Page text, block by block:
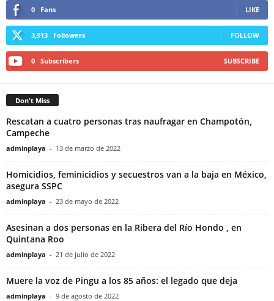
0 Fans LIKE
3,913 Followers FOLLOW
0 Subscribers SUBSCRIBE
Don't Miss
Rescatan a cuatro personas tras naufragar en Champotón,
Campeche
adminplaya - 13 de marzo de 2022
Homicidios, feminicidios y secuestros van a la baja en México,
asegura SSPC
adminplaya - 23 de mayo de 2022
Asesinan a dos personas en la Ribera del Río Hondo , en
Quintana Roo
adminplaya - 21 de julio de 2022
Muere la voz de Pingu a los 85 años: el legado que deja
adminplaya - 9 de agosto de 2022